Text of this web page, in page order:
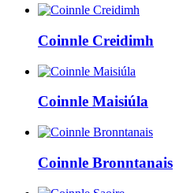
Coinnle Creidimh
Coinnle Maisiúla
Coinnle Bronntanais